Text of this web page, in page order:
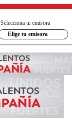
Selecciona tu emisora
Elige tu emisora